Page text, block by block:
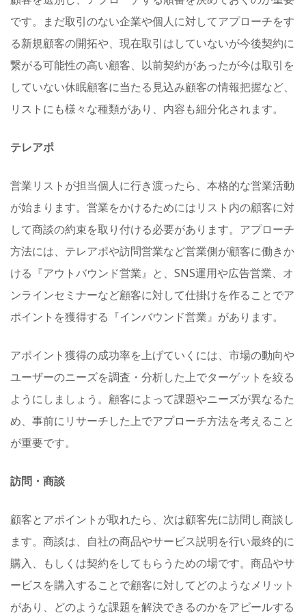
です。まだ取引のない企業や個人に対してアプローチをす
る新規顧客の開拓や、現在取引はしていないが今後契約に
繋がる可能性の高い顧客、以前契約があったが今は取引を
していない休眠顧客に当たる見込み顧客の情報把握など、
リストにも様々な種類があり、内容も細分化されます。
テレアポ
営業リストが担当個人に行き渡ったら、本格的な営業活動
が始まります。営業をかけるためにはリスト内の顧客に対
して商談の約束を取り付ける必要があります。アプローチ
方法には、テレアポや訪問営業など営業側が顧客に働きか
ける『アウトバウンド営業』と、SNS運用や広告営業、オ
ンラインセミナーなど顧客に対して仕掛けを作ることでア
ポイントを獲得する『インバウンド営業』があります。
アポイント獲得の成功率を上げていくには、市場の動向や
ユーザーのニーズを調査・分析した上でターゲットを絞る
ようにしましょう。顧客によって課題やニーズが異なるた
め、事前にリサーチした上でアプローチ方法を考えること
が重要です。
訪問・商談
顧客とアポイントが取れたら、次は顧客先に訪問し商談し
ます。商談は、自社の商品やサービス説明を行い最終的に
購入、もしくは契約をしてもらうための場です。商品やサ
ービスを購入することで顧客に対してどのようなメリット
があり、どのような課題を解決できるのかをアピールする